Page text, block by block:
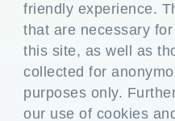
friendly experience.
that are necessary
this site, as well as
collected for
purposes only.
our use of cookies
P.O. Vasind, Taluka
Maharashtra Indie
+91-22-24819000
info@eplglobal.com